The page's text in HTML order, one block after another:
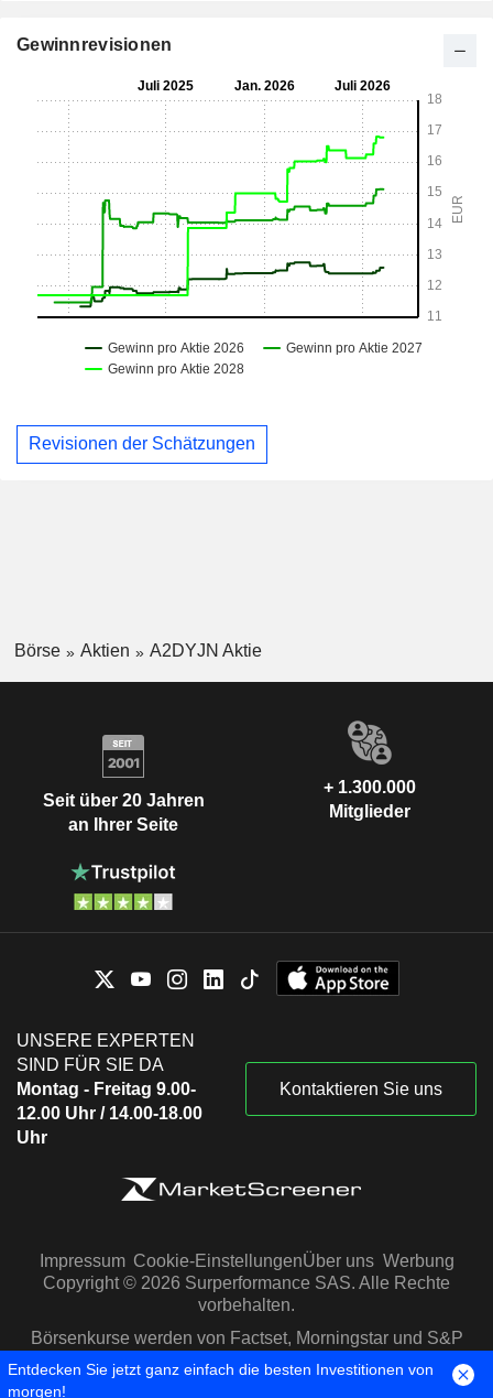
Gewinnrevisionen
Revisionen der Schätzungen
Börse Aktien A2DYJN Aktie
Seit über 20 Jahren
an Ihrer Seite
+ 1.300.000
Mitglieder
UNSERE EXPERTEN
SIND FÜR SIE DA
Montag - Freitag 9.00-
12.00 Uhr / 14.00-18.00
Uhr
Kontaktieren Sie uns
Impressum Cookie-EinstellungenÜber uns Werbung
Copyright © 2026 Surperformance SAS. Alle Rechte
vorbehalten.
Börsenkurse werden von Factset, Morningstar und S&P
Capital IQ zur Verfügung gestellt
Entdecken Sie jetzt ganz einfach die besten Investitionen von
morgen!